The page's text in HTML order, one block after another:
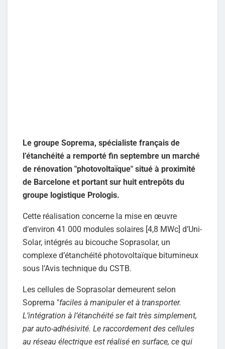
Le groupe Soprema, spécialiste français de
l’étanchéité a remporté fin septembre un marché
de rénovation "photovoltaïque" situé à proximité
de Barcelone et portant sur huit entrepôts du
groupe logistique Prologis.
Cette réalisation concerne la mise en œuvre
d’environ 41 000 modules solaires [4,8 MWc] d’Uni-
Solar, intégrés au bicouche Soprasolar, un
complexe d’étanchéité photovoltaïque bitumineux
sous l’Avis technique du CSTB.
Les cellules de Soprasolar demeurent selon
Soprema "faciles à manipuler et à transporter.
L’intégration à l’étanchéité se fait très simplement,
par auto-adhésivité. Le raccordement des cellules
au réseau électrique est réalisé en surface, ce qui